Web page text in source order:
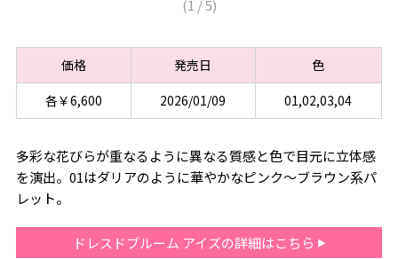
(1 /5)
価格 発売日
色
各￥6,600
2026/01/09 01,02,03,04
多彩な花びらが重なるように異なる質感と色で目元に立体感
を演出。01はダリアのように華やかなピンク～ブラウン系パ
レット。
ドレスドブルーム アイズの詳細はこちら